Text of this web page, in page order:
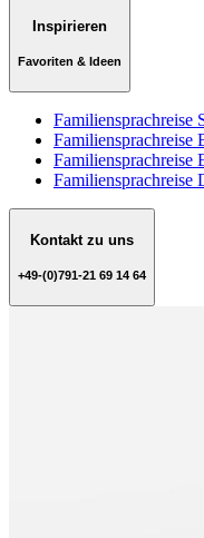
Inspirieren
Favoriten & Ideen
Familiensprachreise
Familiensprachreise
Familiensprachreise
Familiensprachreise
Kontakt zu uns
+49-(0)791-21 69 14 64